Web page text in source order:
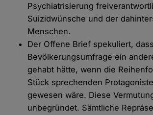
Psychiatrisierung
Suizidwünsche und der
Menschen.
Der Offene Brief spekuliert,
Bevölkerungsumfrage ein
gehabt hätte, wenn die
Stück sprechenden
gewesen wäre. Diese
unbegründet. Sämtliche